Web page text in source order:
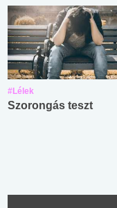
#Lélek
Szorongás teszt